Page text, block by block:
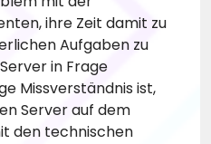
ihre Zeit damit zu
Aufgaben zu
in Frage
Missverständnis ist,
Server auf dem
den technischen